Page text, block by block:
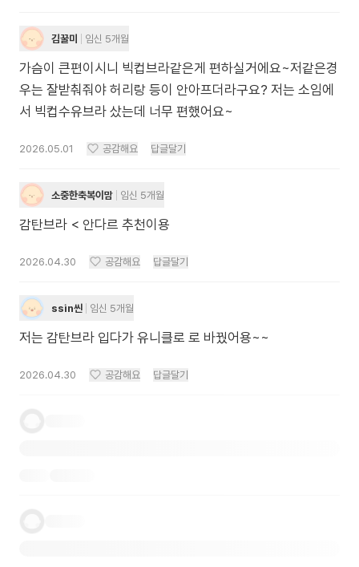
김꿀미 임신 5개월
가슴이 큰편이시니 빅컵브라같은게 편하실거에요~저같은경
우는 잘받춰줘야 허리랑 등이 안아프더라구요? 저는 소임에
서 빅컵수유브라 샀는데 너무 편했어요~
2026.05.01 공감해요 답글달기
소중한축복이맘 임신 5개월
감탄브라 < 안다르 추천이용
2026.04.30 공감해요 답글달기
ssin씬 임신 5개월
저는 감탄브라 입다가 유니클로 로 바꿨어용~~
2026.04.30 공감해요 답글달기